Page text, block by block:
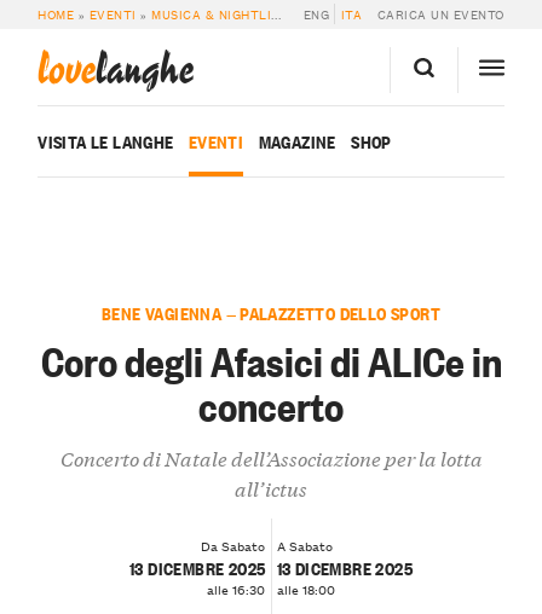
HOME » EVENTI »MUSICA & NIGHTLIFE CORO DEGLI AFASICI DI ALICE IN
ENG ITA CARICA UN EVENTO
lovelanghe
VISITA LE LANGHE EVENTI MAGAZINE SHOP
BENE VAGIENNA — PALAZZETTO DELLO SPORT
Coro degli Afasici di ALICe in
concerto
Concerto di Natale dell’Associazione per la lotta
all’ictus
Da Sabato
13 DICEMBRE 2025
alle 16:30
A Sabato
13 DICEMBRE 2025
alle 18:00